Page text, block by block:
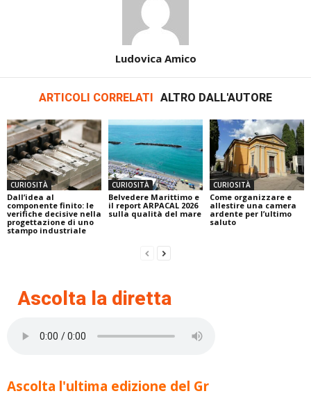
Ludovica Amico
ARTICOLI CORRELATI ALTRO DALL'AUTORE
CURIOSITÀ
Dall’idea al
componente finito: le
verifiche decisive nella
progettazione di uno
stampo industriale
CURIOSITÀ
Belvedere Marittimo e
il report ARPACAL 2026
sulla qualità del mare
CURIOSITÀ
Come organizzare e
allestire una camera
ardente per l’ultimo
saluto
Ascolta la diretta
Ascolta l'ultima edizione del Gr